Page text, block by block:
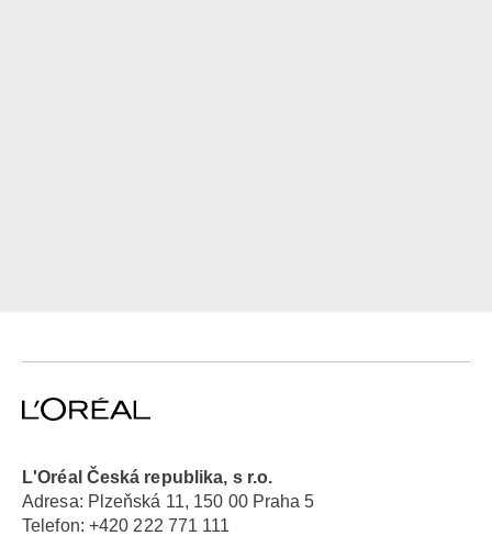
L'Oréal Česká republika, s r.o.
Adresa: Plzeňská 11, 150 00 Praha 5
Telefon: +420 222 771 111